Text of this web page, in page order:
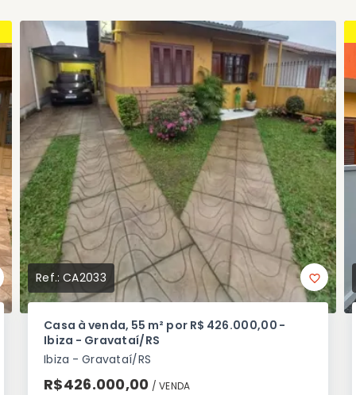
Ref.:CA2033
Casa à venda, 55 m² por R$ 426.000,00 -
Ibiza - Gravataí/RS
Ibiza - Gravataí/RS
R$426.000,00 / VENDA